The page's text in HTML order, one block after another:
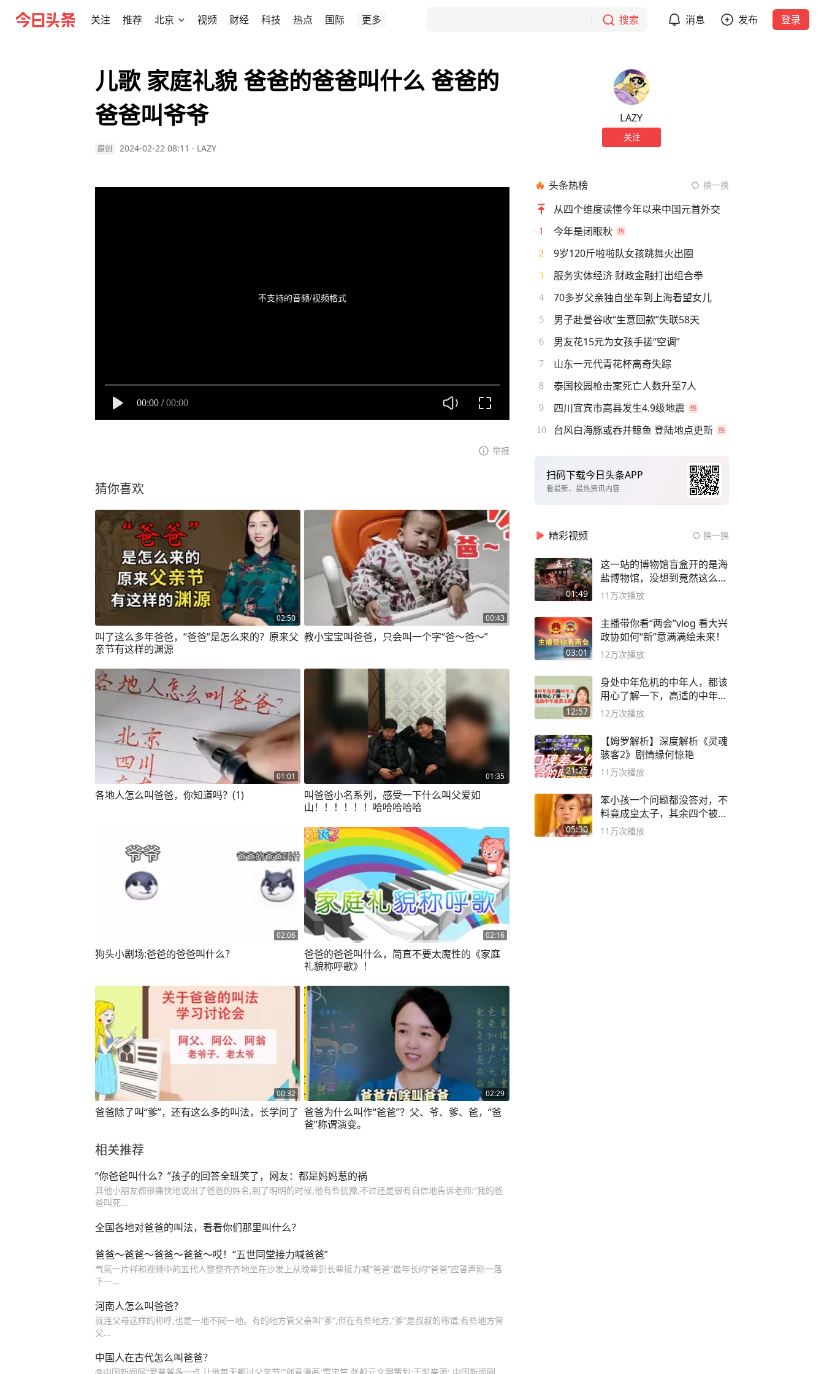
关注 推荐 北京 视频 财经 科技 热点 国际 更多 搜索 消息 发布 登录
儿歌 家庭礼貌 爸爸的爸爸叫什么 爸爸的
爸爸叫爷爷
原创 2024-02-22 08:11 · LAZY
不支持的音频/视频格式
00:00 / 00:00
举报
猜你喜欢
02:50
叫了这么多年爸爸，“爸爸”是怎么来的？原来父
亲节有这样的渊源
00:43
教小宝宝叫爸爸，只会叫一个字“爸～爸～”
01:01
各地人怎么叫爸爸，你知道吗？(1)
01:35
叫爸爸小名系列，感受一下什么叫父爱如
山！！！！！！哈哈哈哈哈
02:06
狗头小剧场:爸爸的爸爸叫什么？
02:16
爸爸的爸爸叫什么，简直不要太魔性的《家庭
礼貌称呼歌》！
00:32
爸爸除了叫“爹”，还有这么多的叫法，长学问了
02:29
爸爸为什么叫作“爸爸”？父、爷、爹、爸，“爸
爸”称谓演变。
相关推荐
“你爸爸叫什么？”孩子的回答全班笑了，网友：都是妈妈惹的祸
其他小朋友都很痛快地说出了爸爸的姓名,到了明明的时候,他有些犹豫,不过还是很有自信地告诉老师:“我的爸
爸叫死...
全国各地对爸爸的叫法，看看你们那里叫什么？
爸爸～爸爸～爸爸～爸爸～哎！“五世同堂接力喊爸爸”
气氛一片祥和视频中的五代人整整齐齐地坐在沙发上从晚辈到长辈接力喊“爸爸”最年长的“爸爸”应答声刚一落
下一...
河南人怎么叫爸爸？
就连父母这样的称呼,也是一地不同一地。有的地方管父亲叫“爹”,但在有些地方,“爹”是叔叔的称谓;有些地方管
父...
中国人在古代怎么叫爸爸？
LAZY
关注
头条热榜 换一换
从四个维度读懂今年以来中国元首外交
1 今年是闭眼秋
2 9岁120斤啦啦队女孩跳舞火出圈
3 服务实体经济 财政金融打出组合拳
4 70多岁父亲独自坐车到上海看望女儿
5 男子赴曼谷收“生意回款”失联58天
6 男友花15元为女孩手搓“空调”
7 山东一元代青花杯离奇失踪
8 泰国校园枪击案死亡人数升至7人
9 四川宜宾市高县发生4.9级地震
10 台风白海豚或吞并鲸鱼 登陆地点更新
扫码下载今日头条APP
看最新、最热资讯内容
精彩视频 换一换
01:49
这一站的博物馆盲盒开的是海
盐博物馆，没想到竟然这么好
逛！
11万次播放
03:01
主播带你看“两会”vlog 看大兴
政协如何“新”意满满绘未来！
12万次播放
12:57
身处中年危机的中年人，都该
用心了解一下，高适的中年逆
袭之路
12万次播放
21:25
【姆罗解析】深度解析《灵魂
骇客2》剧情缘何惊艳
11万次播放
05:30
笨小孩一个问题都没答对，不
料竟成皇太子，其余四个被处
死
11万次播放